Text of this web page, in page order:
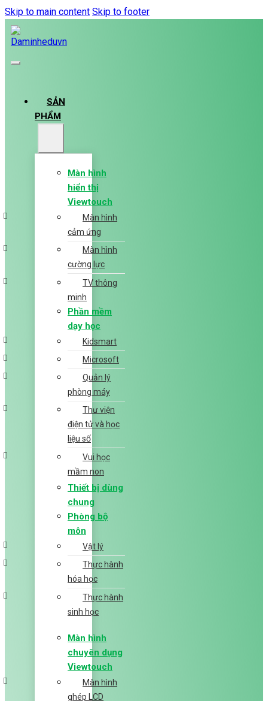
Skip to main content Skip to footer
SẢN
PHẨM
Màn hình
hiển thị
Viewtouch
Màn hình
cảm ứng
Màn hình
cường lực
TV thông
minh
Phần mềm
dạy học
Kidsmart
Microsoft
Quản lý
phòng máy
Thư viện
điện tử và học
liệu số
Vui học
mầm non
Thiết bị dùng
chung
Phòng bộ
môn
Vật lý
Thực hành
hóa học
Thực hành
sinh học
Màn hình
chuyên dụng
Viewtouch
Màn hình
ghép LCD